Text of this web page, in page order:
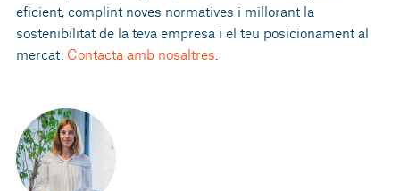
eficient, complint noves normatives i millorant la
sostenibilitat de la teva empresa i el teu posicionament al
mercat. Contacta amb nosaltres